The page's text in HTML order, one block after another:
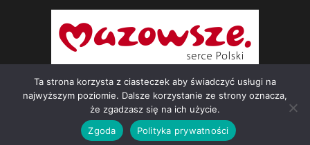
© 2026 NAD BZURĄ —UP ↑
Ta strona korzysta z ciasteczek aby świadczyć usługi na
najwyższym poziomie. Dalsze korzystanie ze strony oznacza,
że zgadzasz się na ich użycie.
Zgoda
Polityka prywatności